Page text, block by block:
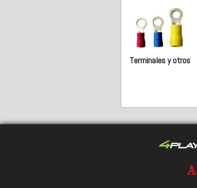
Terminales y otros